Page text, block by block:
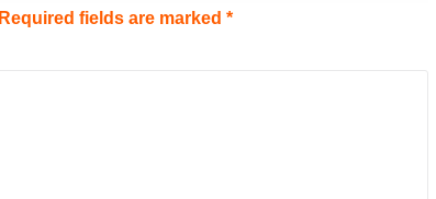
Required fields are marked *